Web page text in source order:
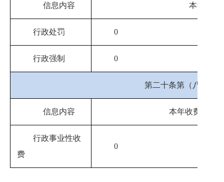
信息内容 本年处理
行政处罚 0
行政强制 0
第二十条第（八）项
信息内容 本年收费金额
行政事业性收
费
0